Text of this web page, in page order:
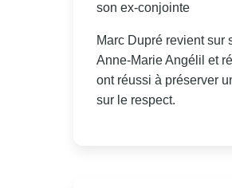
son ex-conjointe
Marc Dupré revient sur
Anne-Marie Angélil et
ont réussi à préserver
sur le respect.